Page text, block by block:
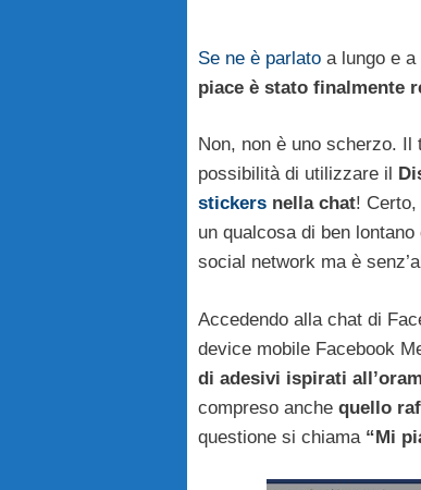
Se ne è parlato a lungo e
piace è stato finalmente
Non, non è uno scherzo.
possibilità di utilizzare il
stickers nella chat!
un qualcosa di ben
social network ma è
Accedendo alla chat di
device mobile Facebook
di adesivi ispirati
compreso anche quello
questione si chiama “Mi